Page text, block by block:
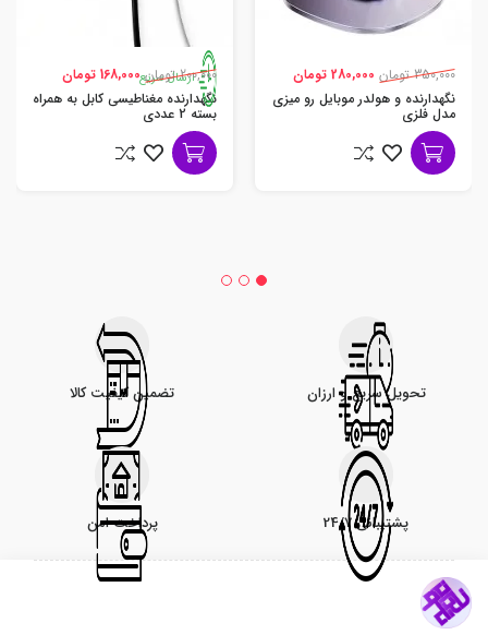
350,000 تومان
280,000 تومان
نگهدارنده و هولدر موبایل رو میزی
مدل فلزی
ارسال سریع200,000 تومان
168,000 تومان
نگهدارنده مغناطیسی کابل به همراه
بسته 2 عددی
تحویل سریع و ارزان تضمین کیفیت کالا
پشتیبانی 24/7 پرداخت امن